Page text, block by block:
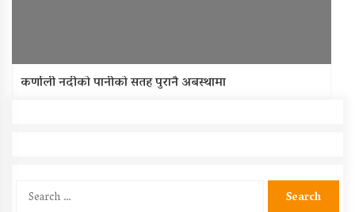
कर्णाली नदीको पानीको सतह पुरानै अबस्थामा
Search